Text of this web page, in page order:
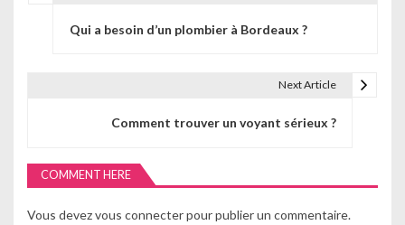
a
Qui a besoin d’un plombier à Bordeaux ?
Next Article
Comment trouver un voyant sérieux ?
COMMENT HERE
Vous devezvous connecterpour publier un commentaire.